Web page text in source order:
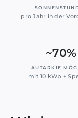
pro Jahr in der
~70%
AUTARKIE
mit 10 kWp +